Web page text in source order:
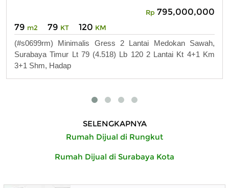
Rp 795,000,000
79 m2 79 KT 120 KM
(#s0699rm) Minimalis Gress 2 Lantai Medokan Sawah,
Surabaya Timur Lt 79 (4.518) Lb 120 2 Lantai Kt 4+1 Km
3+1 Shm, Hadap
SELENGKAPNYA
Rumah Dijual di Rungkut
Rumah Dijual di Surabaya Kota